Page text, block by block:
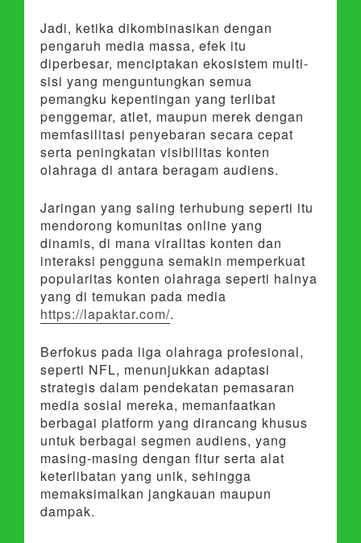
Jadi, ketika dikombinasikan dengan
pengaruh media massa, efek itu
diperbesar, menciptakan ekosistem multi-
sisi yang menguntungkan semua
pemangku kepentingan yang terlibat
penggemar, atlet, maupun merek dengan
memfasilitasi penyebaran secara cepat
serta peningkatan visibilitas konten
olahraga di antara beragam audiens.
Jaringan yang saling terhubung seperti itu
mendorong komunitas online yang
dinamis, di mana viralitas konten dan
interaksi pengguna semakin memperkuat
popularitas konten olahraga seperti halnya
yang di temukan pada media
https://lapaktar.com/.
Berfokus pada liga olahraga profesional,
seperti NFL, menunjukkan adaptasi
strategis dalam pendekatan pemasaran
media sosial mereka, memanfaatkan
berbagai platform yang dirancang khusus
untuk berbagai segmen audiens, yang
masing-masing dengan fitur serta alat
keterlibatan yang unik, sehingga
memaksimalkan jangkauan maupun
dampak.